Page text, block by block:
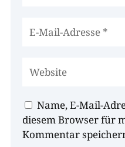
Name, E-Mail-
diesem Browser für
Kommentar